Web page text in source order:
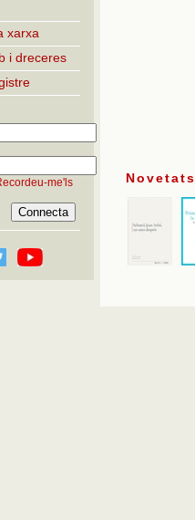
xarxa
i dreceres
me'ls Novetats